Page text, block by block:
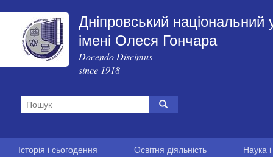
Дніпровський національний
імені Олеся Гончара
Docendo Discimus
since 1918
Історія і сьогодення Освітня діяльність Наука